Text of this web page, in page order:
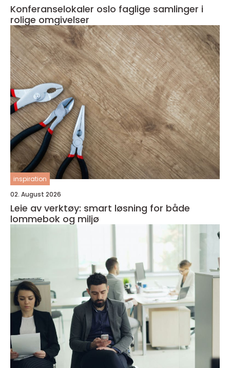
Konferanselokaler oslo faglige samlinger i
rolige omgivelser
inspiration
02. August 2026
Leie av verktøy: smart løsning for både
lommebok og miljø